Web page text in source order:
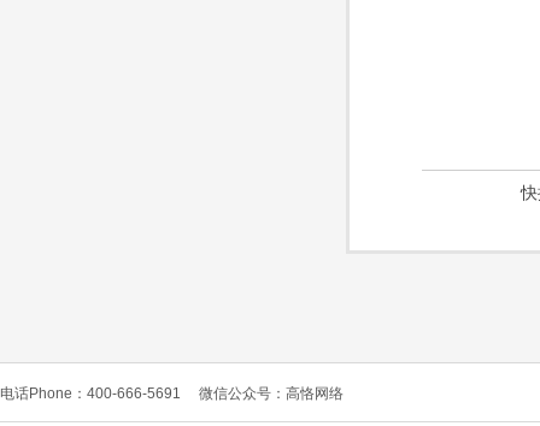
电话Phone：400-666-5691 微信公众号：高恪网络